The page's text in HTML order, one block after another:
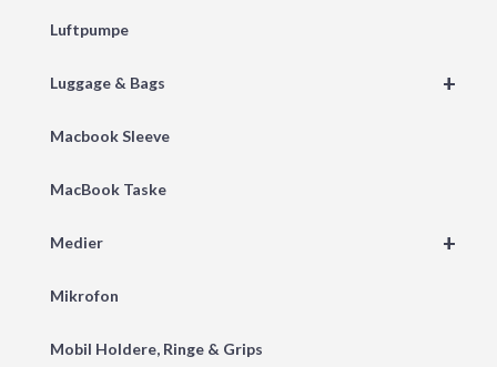
Luftpumpe
+
Luggage & Bags
Macbook Sleeve
MacBook Taske
+
Medier
Mikrofon
Mobil Holdere, Ringe & Grips